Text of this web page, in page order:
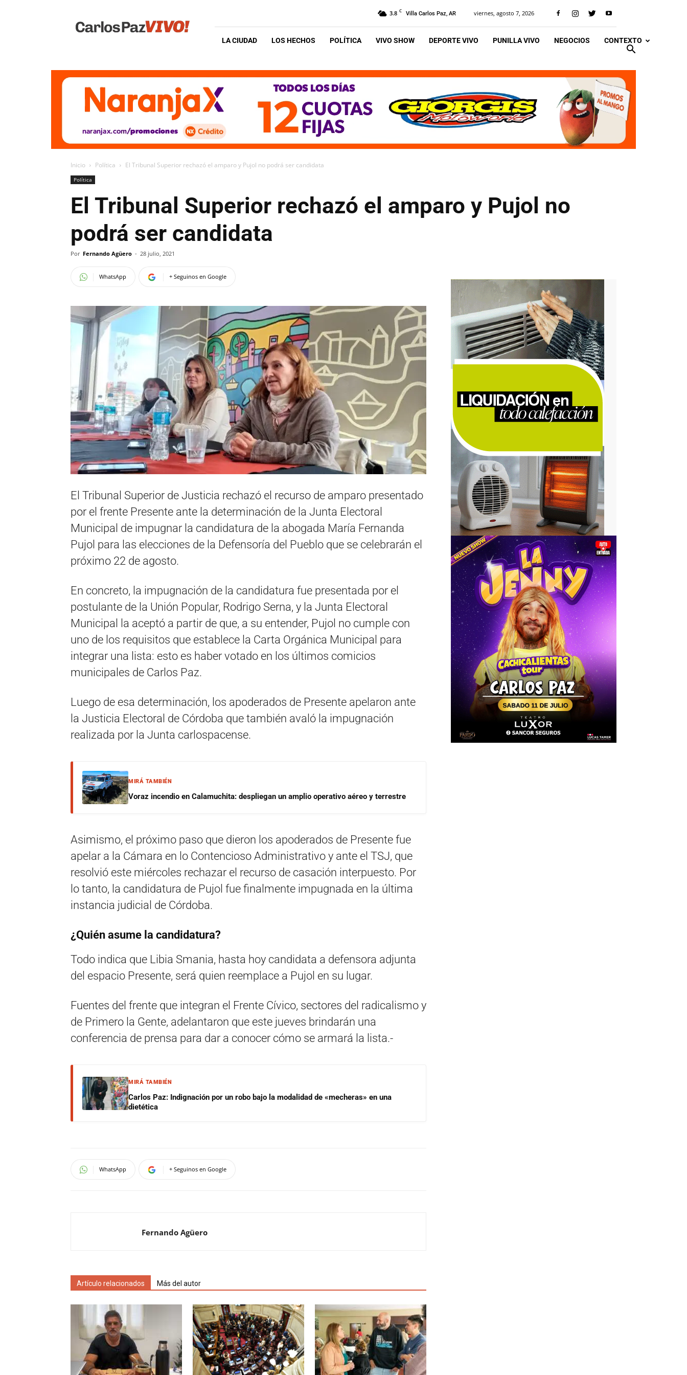
Vivo
3.8 C Villa Carlos Paz, AR viernes, agosto 7, 2026
LA CIUDAD LOS HECHOS POLÍTICA VIVO SHOW DEPORTE VIVO PUNILLA VIVO NEGOCIOS CONTEXTO
Inicio Política El Tribunal Superior rechazó el amparo y Pujol no podrá ser candidata
Política
El Tribunal Superior rechazó el amparo y Pujol no
podrá ser candidata
Por Fernando Agüero - 28 julio, 2021
WhatsApp + Seguinos en Google
El Tribunal Superior de Justicia rechazó el recurso de amparo presentado
por el frente Presente ante la determinación de la Junta Electoral
Municipal de impugnar la candidatura de la abogada María Fernanda
Pujol para las elecciones de la Defensoría del Pueblo que se celebrarán el
próximo 22 de agosto.
En concreto, la impugnación de la candidatura fue presentada por el
postulante de la Unión Popular, Rodrigo Serna, y la Junta Electoral
Municipal la aceptó a partir de que, a su entender, Pujol no cumple con
uno de los requisitos que establece la Carta Orgánica Municipal para
integrar una lista: esto es haber votado en los últimos comicios
municipales de Carlos Paz.
Luego de esa determinación, los apoderados de Presente apelaron ante
la Justicia Electoral de Córdoba que también avaló la impugnación
realizada por la Junta carlospacense.
MIRÁ TAMBIÉN
Voraz incendio en Calamuchita: despliegan un amplio operativo aéreo y terrestre
Asimismo, el próximo paso que dieron los apoderados de Presente fue
apelar a la Cámara en lo Contencioso Administrativo y ante el TSJ, que
resolvió este miércoles rechazar el recurso de casación interpuesto. Por
lo tanto, la candidatura de Pujol fue finalmente impugnada en la última
instancia judicial de Córdoba.
¿Quién asume la candidatura?
Todo indica que Libia Smania, hasta hoy candidata a defensora adjunta
del espacio Presente, será quien reemplace a Pujol en su lugar.
Fuentes del frente que integran el Frente Cívico, sectores del radicalismo y
de Primero la Gente, adelantaron que este jueves brindarán una
conferencia de prensa para dar a conocer cómo se armará la lista.-
MIRÁ TAMBIÉN
Carlos Paz: Indignación por un robo bajo la modalidad de «mecheras» en una
dietética
WhatsApp + Seguinos en Google
Fernando Agüero
Artículo relacionados Más del autor